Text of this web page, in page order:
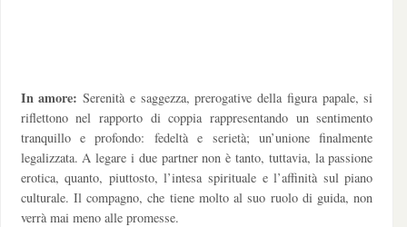
In amore: Serenità e saggezza, prerogative della figura papale, si
riflettono nel rapporto di coppia rappresentando un sentimento
tranquillo e profondo: fedeltà e serietà; un’unione finalmente
legalizzata. A legare i due partner non è tanto, tuttavia, la passione
erotica, quanto, piuttosto, l’intesa spirituale e l’affinità sul piano
culturale. Il compagno, che tiene molto al suo ruolo di guida, non
verrà mai meno alle promesse.